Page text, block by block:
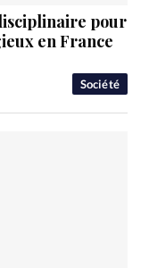
Société
pour
en France